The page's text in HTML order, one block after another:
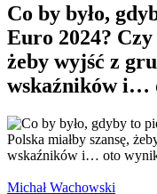
Co by było,
Euro 2024? Czy
żeby wyjść z
wskaźników i…
MichałWachowski